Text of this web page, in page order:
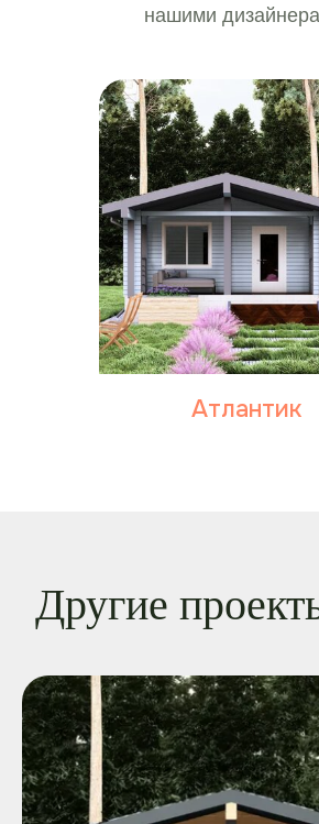
нашими
Атлантик
Другие